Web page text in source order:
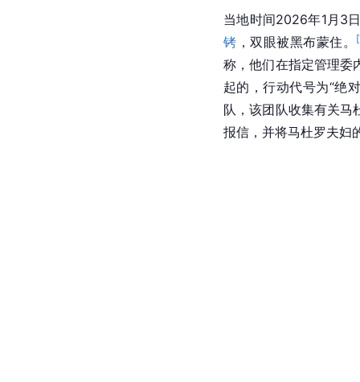
当地时间2026年1月3
铐 ，双眼被黑布蒙住。 [
称，他们在指定管理委
起的，行动代号为“绝
队，该团队收集有关马
报信，并将马杜罗夫妇